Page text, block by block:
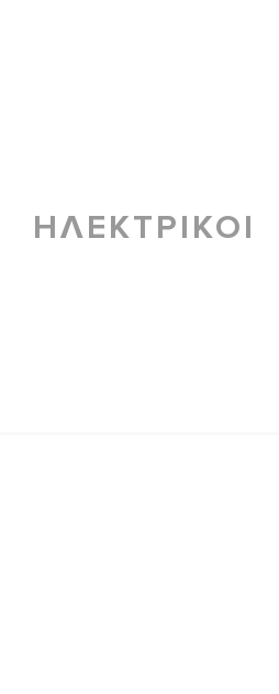
ΗΛΕΚΤΡΙΚΟΙ